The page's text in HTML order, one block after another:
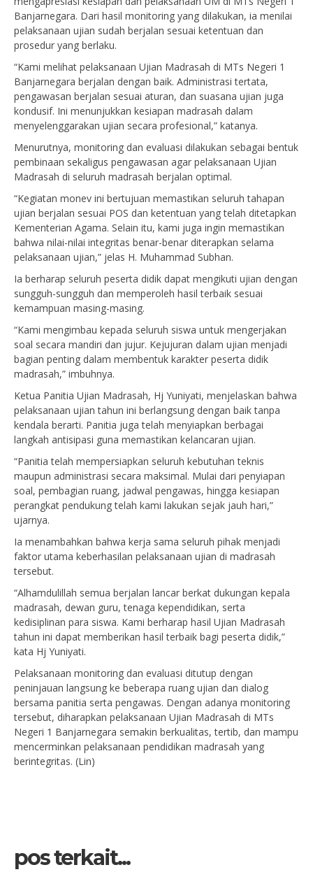
Banjarnegara. Dari hasil monitoring yang dilakukan, ia menilai
pelaksanaan ujian sudah berjalan sesuai ketentuan dan
prosedur yang berlaku.
“Kami melihat pelaksanaan Ujian Madrasah di MTs Negeri 1
Banjarnegara berjalan dengan baik. Administrasi tertata,
pengawasan berjalan sesuai aturan, dan suasana ujian juga
kondusif. Ini menunjukkan kesiapan madrasah dalam
menyelenggarakan ujian secara profesional,” katanya.
Menurutnya, monitoring dan evaluasi dilakukan sebagai bentuk
pembinaan sekaligus pengawasan agar pelaksanaan Ujian
Madrasah di seluruh madrasah berjalan optimal.
“Kegiatan monev ini bertujuan memastikan seluruh tahapan
ujian berjalan sesuai POS dan ketentuan yang telah ditetapkan
Kementerian Agama. Selain itu, kami juga ingin memastikan
bahwa nilai-nilai integritas benar-benar diterapkan selama
pelaksanaan ujian,” jelas H. Muhammad Subhan.
Ia berharap seluruh peserta didik dapat mengikuti ujian dengan
sungguh-sungguh dan memperoleh hasil terbaik sesuai
kemampuan masing-masing.
“Kami mengimbau kepada seluruh siswa untuk mengerjakan
soal secara mandiri dan jujur. Kejujuran dalam ujian menjadi
bagian penting dalam membentuk karakter peserta didik
madrasah,” imbuhnya.
Ketua Panitia Ujian Madrasah, Hj Yuniyati, menjelaskan bahwa
pelaksanaan ujian tahun ini berlangsung dengan baik tanpa
kendala berarti. Panitia juga telah menyiapkan berbagai
langkah antisipasi guna memastikan kelancaran ujian.
“Panitia telah mempersiapkan seluruh kebutuhan teknis
maupun administrasi secara maksimal. Mulai dari penyiapan
soal, pembagian ruang, jadwal pengawas, hingga kesiapan
perangkat pendukung telah kami lakukan sejak jauh hari,”
ujarnya.
Ia menambahkan bahwa kerja sama seluruh pihak menjadi
faktor utama keberhasilan pelaksanaan ujian di madrasah
tersebut.
“Alhamdulillah semua berjalan lancar berkat dukungan kepala
madrasah, dewan guru, tenaga kependidikan, serta
kedisiplinan para siswa. Kami berharap hasil Ujian Madrasah
tahun ini dapat memberikan hasil terbaik bagi peserta didik,”
kata Hj Yuniyati.
Pelaksanaan monitoring dan evaluasi ditutup dengan
peninjauan langsung ke beberapa ruang ujian dan dialog
bersama panitia serta pengawas. Dengan adanya monitoring
tersebut, diharapkan pelaksanaan Ujian Madrasah di MTs
Negeri 1 Banjarnegara semakin berkualitas, tertib, dan mampu
mencerminkan pelaksanaan pendidikan madrasah yang
berintegritas. (Lin)
pos terkait...